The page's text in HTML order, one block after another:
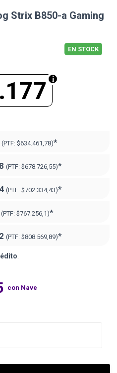
Strix B850-a Gaming
EN STOCK
(PTF: $634.461,78)*
(PTF: $678.726,55)*
(PTF: $702.334,43)*
(PTF: $767.256,1)*
(PTF: $808.569,89)*
.
con Nave